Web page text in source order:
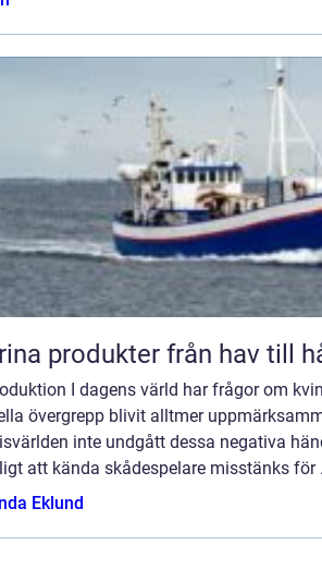
Marina produkter
I dagens värld har frågor om
övergrepp blivit alltmer
inte undgått dessa negativa
att kända skådespelare misstänks för
Eklund